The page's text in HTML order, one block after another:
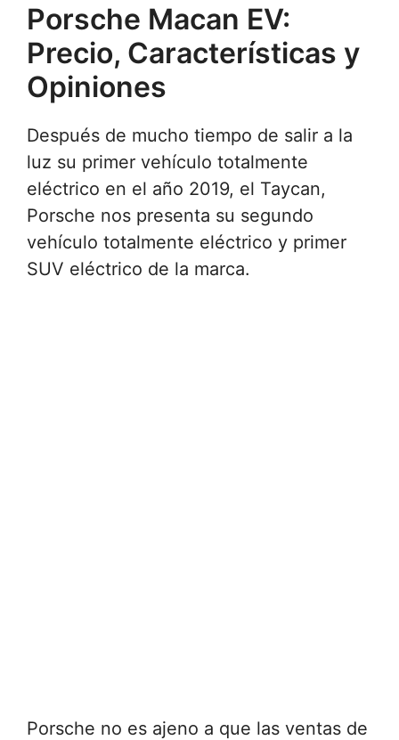
Porsche Macan EV:
Precio, Características y
Opiniones
Después de mucho tiempo de salir a la
luz su primer vehículo totalmente
eléctrico en el año 2019, el Taycan,
Porsche nos presenta su segundo
vehículo totalmente eléctrico y primer
SUV eléctrico de la marca.
Porsche no es ajeno a que las ventas de